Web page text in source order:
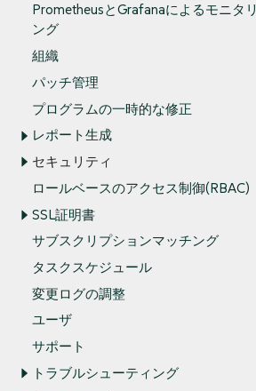
PrometheusとGrafanaによるモニタリ
ング
組織
パッチ管理
プログラムの一時的な修正
レポート生成
セキュリティ
ロールベースのアクセス制御(RBAC)
SSL証明書
サブスクリプションマッチング
タスクスケジュール
変更ログの調整
ユーザ
サポート
トラブルシューティング